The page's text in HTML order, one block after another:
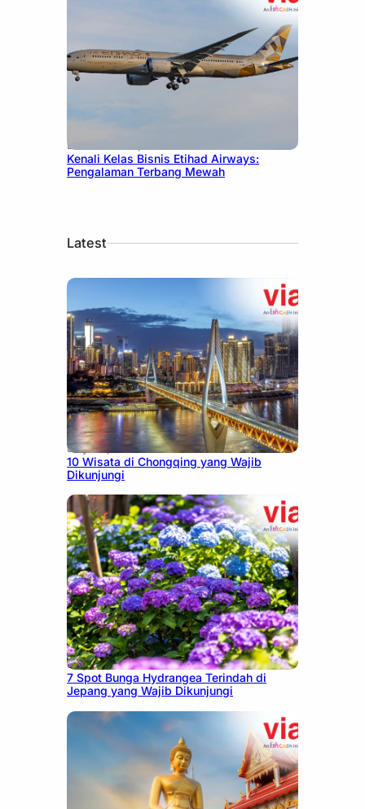
December 27, 2024
Kenali Kelas Bisnis Etihad Airways:
Pengalaman Terbang Mewah
Latest
July 30, 2026
10 Wisata di Chongqing yang Wajib
Dikunjungi
July 23, 2026
7 Spot Bunga Hydrangea Terindah di
Jepang yang Wajib Dikunjungi